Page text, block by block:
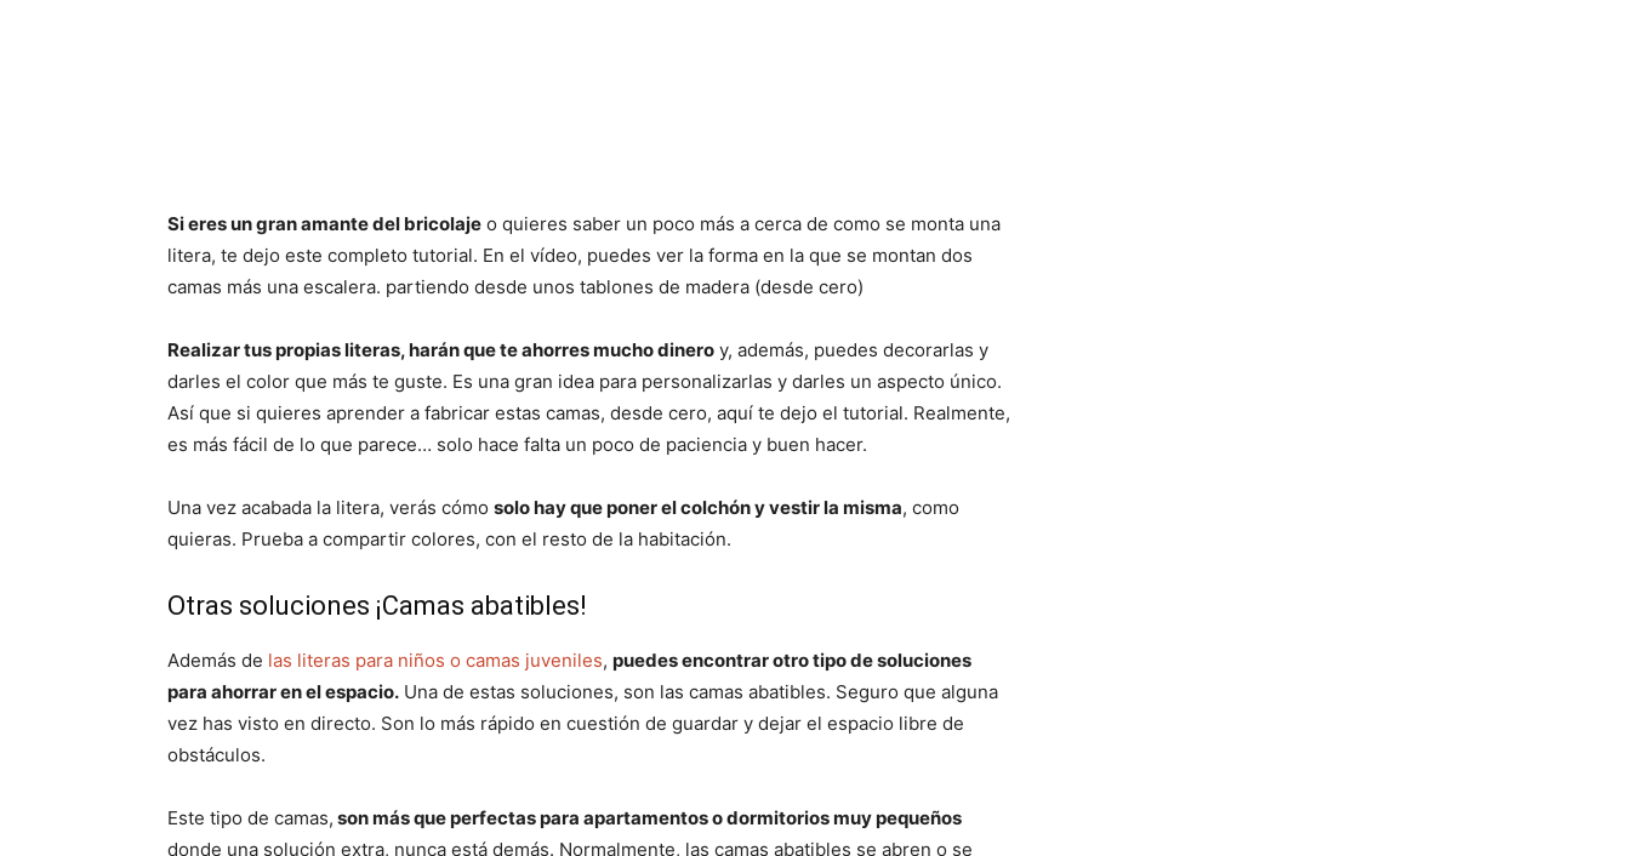
Si eres un gran amante del bricolaje o quieres saber un poco más a cerca de como se monta una
litera, te dejo este completo tutorial. En el vídeo, puedes ver la forma en la que se montan dos
camas más una escalera. partiendo desde unos tablones de madera (desde cero)
Realizar tus propias literas, harán que te ahorres mucho dinero y, además, puedes decorarlas y
darles el color que más te guste. Es una gran idea para personalizarlas y darles un aspecto único.
Así que si quieres aprender a fabricar estas camas, desde cero, aquí te dejo el tutorial. Realmente,
es más fácil de lo que parece… solo hace falta un poco de paciencia y buen hacer.
Una vez acabada la litera, verás cómo solo hay que poner el colchón y vestir la misma, como
quieras. Prueba a compartir colores, con el resto de la habitación.
Otras soluciones ¡Camas abatibles!
Además de las literas para niños o camas juveniles, puedes encontrar otro tipo de soluciones
para ahorrar en el espacio. Una de estas soluciones, son las camas abatibles. Seguro que alguna
vez has visto en directo. Son lo más rápido en cuestión de guardar y dejar el espacio libre de
obstáculos.
Este tipo de camas, son más que perfectas para apartamentos o dormitorios muy pequeños
donde una solución extra, nunca está demás. Normalmente, las camas abatibles se abren o se